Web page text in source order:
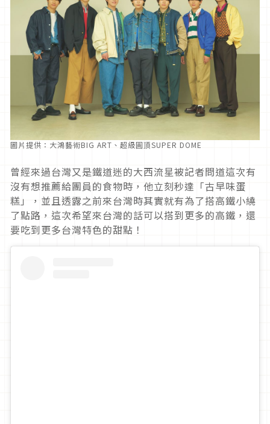
圖片提供：大鴻藝術BIG ART、超級圓頂SUPER DOME
曾經來過台灣又是鐵道迷的大西流星被記者問道這次有
沒有想推薦給團員的食物時，他立刻秒達「古早味蛋
糕」，並且透露之前來台灣時其實就有為了搭高鐵小繞
了點路，這次希望來台灣的話可以搭到更多的高鐵，還
要吃到更多台灣特色的甜點！